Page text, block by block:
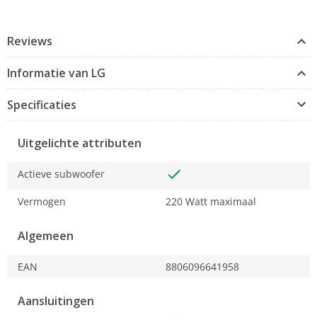
Reviews
Informatie van LG
Specificaties
Uitgelichte attributen
Actieve subwoofer
Vermogen 220 Watt maximaal
Algemeen
EAN 8806096641958
Aansluitingen